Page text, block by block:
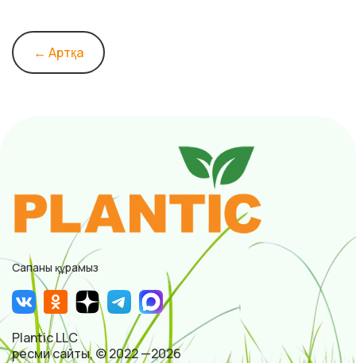
← Артқа
Сапаны құрамыз
Plantic LLC
ресми сайты, © 2022 —2026